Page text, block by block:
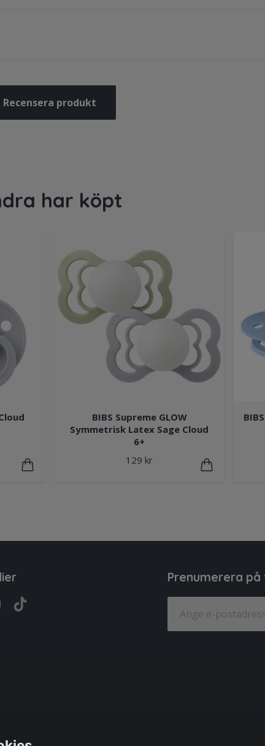
Recensera produkt
har köpt
BIBS Supreme GLOW
Symmetrisk Latex Sage Cloud
6+
129 kr
Prenumerera